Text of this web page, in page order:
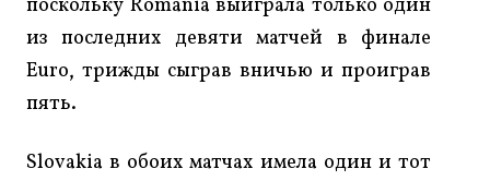
поскольку Romania выиграла только один
из последних девяти матчей в финале
Euro, трижды сыграв вничью и проиграв
пять.
Slovakia в обоих матчах имела один и тот